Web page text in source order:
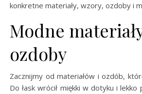
konkretne materiały, wzory, ozdoby i
Modne
ozdoby
Zacznijmy od materiałów i ozdób,
Do łask wrócił miękki w dotyku i lekko